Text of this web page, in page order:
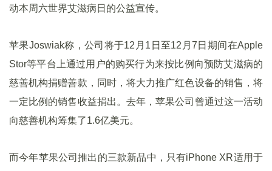
动本周六世界艾滋病日的公益宣传。
苹果Joswiak称，公司将于12月1日至12月7日期间在Apple
Stor等平台上通过用户的购买行为来按比例向预防艾滋病的
慈善机构捐赠善款，同时，将大力推广红色设备的销售，将
一定比例的销售收益捐出。去年，苹果公司曾通过这一活动
向慈善机构筹集了1.6亿美元。
而今年苹果公司推出的三款新品中，只有iPhone XR适用于